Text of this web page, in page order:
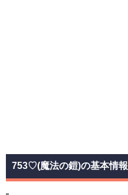
753♡(魔法の鎧)の基本情報